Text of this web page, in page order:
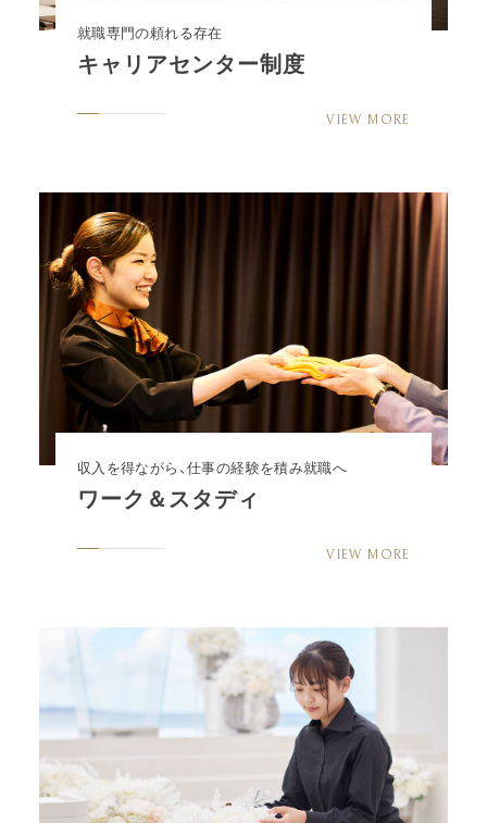
就職専門の頼れる存在
キャリアセンター制度
VIEW MORE
収入を得ながら、仕事の経験を積み就職へ
ワーク＆スタディ
VIEW MORE